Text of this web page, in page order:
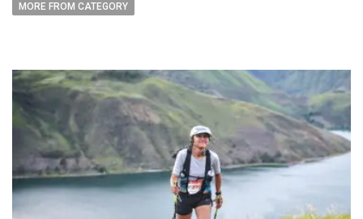
MORE FROM CATEGORY